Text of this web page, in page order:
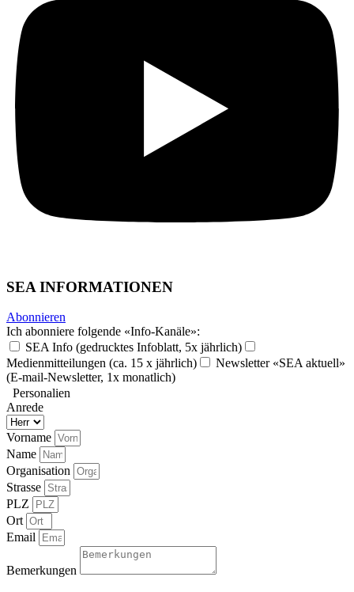
SEA INFORMATIONEN
Abonnieren
Ich abonniere folgende «Info-Kanäle»:
SEA Info (gedrucktes Infoblatt, 5x jährlich)
Medienmitteilungen (ca. 15 x jährlich)
Newsletter «SEA aktuell»
(E-mail-Newsletter, 1x monatlich)
Personalien
Anrede
Vorname
Name
Organisation
Strasse
PLZ
Ort
Email
Bemerkungen